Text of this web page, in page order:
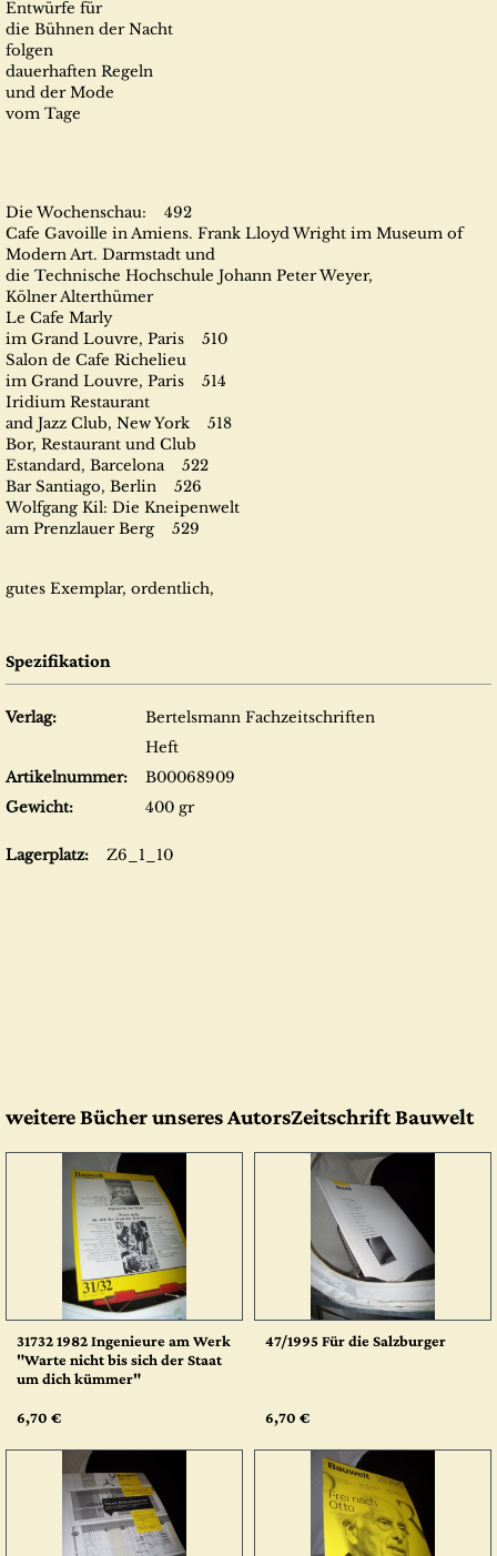
Entwürfe für
die Bühnen der Nacht
folgen
dauerhaften Regeln
und der Mode
vom Tage
Die Wochenschau: 492
Cafe Gavoille in Amiens. Frank Lloyd Wright im Museum of
Modern Art. Darmstadt und
die Technische Hochschule Johann Peter Weyer,
Kölner Alterthümer
Le Cafe Marly
im Grand Louvre, Paris 510
Salon de Cafe Richelieu
im Grand Louvre, Paris 514
Iridium Restaurant
and Jazz Club, New York 518
Bor, Restaurant und Club
Estandard, Barcelona 522
Bar Santiago, Berlin 526
Wolfgang Kil: Die Kneipenwelt
am Prenzlauer Berg 529
gutes Exemplar, ordentlich,
Spezifikation
Verlag:
Bertelsmann Fachzeitschriften
Heft
Artikelnummer:
B00068909
Gewicht:
400 gr
Lagerplatz: Z6_1_10
weitere Bücher unseres AutorsZeitschrift Bauwelt
31732 1982 Ingenieure am Werk
"Warte nicht bis sich der Staat
um dich kümmer"
6,70 €
47/1995 Für die Salzburger
6,70 €